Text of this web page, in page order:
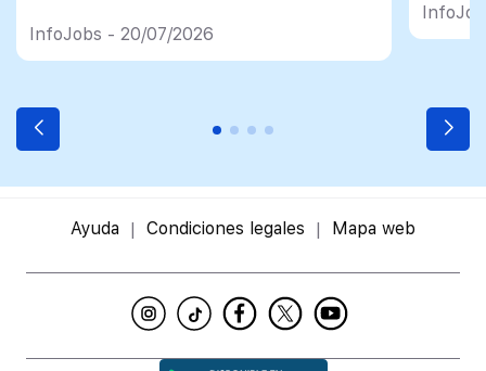
InfoJobs - 20/07/2026
Ayuda Condiciones legales Mapa web